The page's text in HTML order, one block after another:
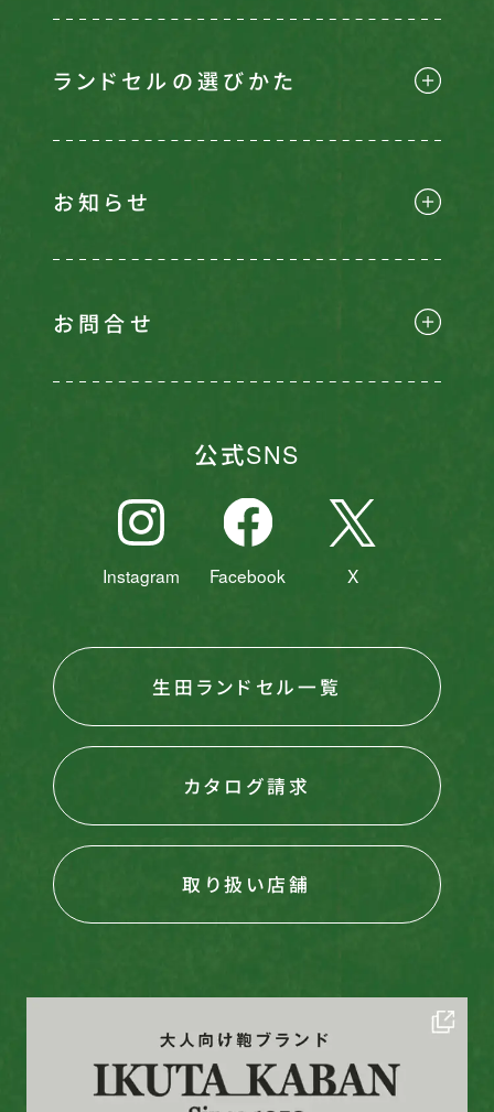
ランドセルの選びかた
お知らせ
お問合せ
公式SNS
Instagram Facebook X
生田ランドセル一覧
カタログ請求
取り扱い店舗